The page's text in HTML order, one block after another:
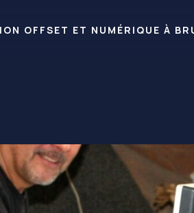
OFFSET ET NUMÉRIQUE À